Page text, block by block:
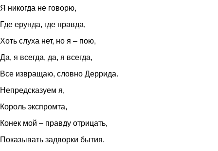
Я никогда не говорю,
Где ерунда, где правда,
Хоть слуха нет, но я – пою,
Да, я всегда, да, я всегда,
Все извращаю, словно Деррида.
Непредсказуем я,
Король экспромта,
Конек мой – правду отрицать,
Показывать задворки бытия.